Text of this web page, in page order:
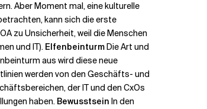
Aber Moment mal, eine kulturelle
kann sich die erste
zu Unsicherheit, weil die Menschen
und IT). ElfenbeinturmDie Art und
aus wird diese neue
werden von den Geschäfts- und
der IT und den CxOs
haben. Bewusstsein In den